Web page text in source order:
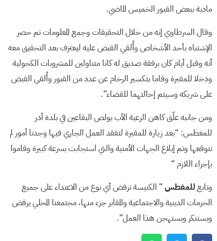
مادية ببعض القبور الخميس الماضي.
وقال السرطاوي إنه من خلال التحقيقات وجمع المعلومات تم حصر
الإشتباه بأحد الأشخاص وأُلقي القبض عليه ليعترف بعد التحقيق معه
أنه وقبل أيام كان برفقة صديق له كانا متناولين للمشروبات الكحولية
ودخلا للمقبرة وقاما بتكسير الرخام عن عدد من القبور وأُلقي القبض
على شريكه وسيتم إحالتهما للقضاء”.
ومن جانبه علّق كاهن الرعية الأب بولص البقاعين في بلدة أدر
للمغطس: “بعد زيارة للمقبرة لتفقد العمل الجاري فيها وجدنا أمور لم
نتوقعها وتم إبلاغ الجهات الأمنية والتي استجابت بسرعة كبيرة وقاموا
بإجراء اللازم “
وتابع للمغطس ” الكنيسة ترفض أي نوع من الاعتداء على جميع
الحرمات الدينية والاجتماعية والمقابر جزء منها، مجتمعنا المحلي يرفض
ويستنكر ويستهجن هذا العمل”.